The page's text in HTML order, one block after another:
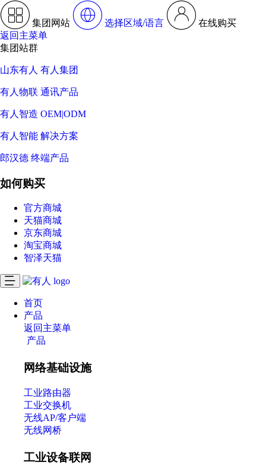
集团网站 选择区域/语言
在线购买
返回主菜单
集团站群
山东有人 有人集团
有人物联 通讯产品
有人智造 OEM|ODM
有人智能 解决方案
郎汉德 终端产品
如何购买
官方商城
天猫商城
京东商城
淘宝商城
智泽天猫
首页
产品
返回主菜单
产品
网络基础设施
工业路由器
工业交换机
无线AP/客户端
无线网桥
工业设备联网